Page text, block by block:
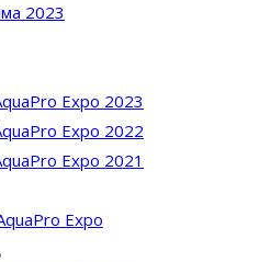
2023
Expo 2023
Expo 2022
Expo 2021
Expo